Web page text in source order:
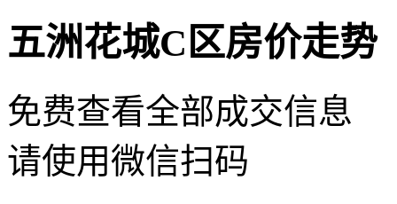
五洲花城C区房价走势
免费查看全部成交信息
请使用微信扫码